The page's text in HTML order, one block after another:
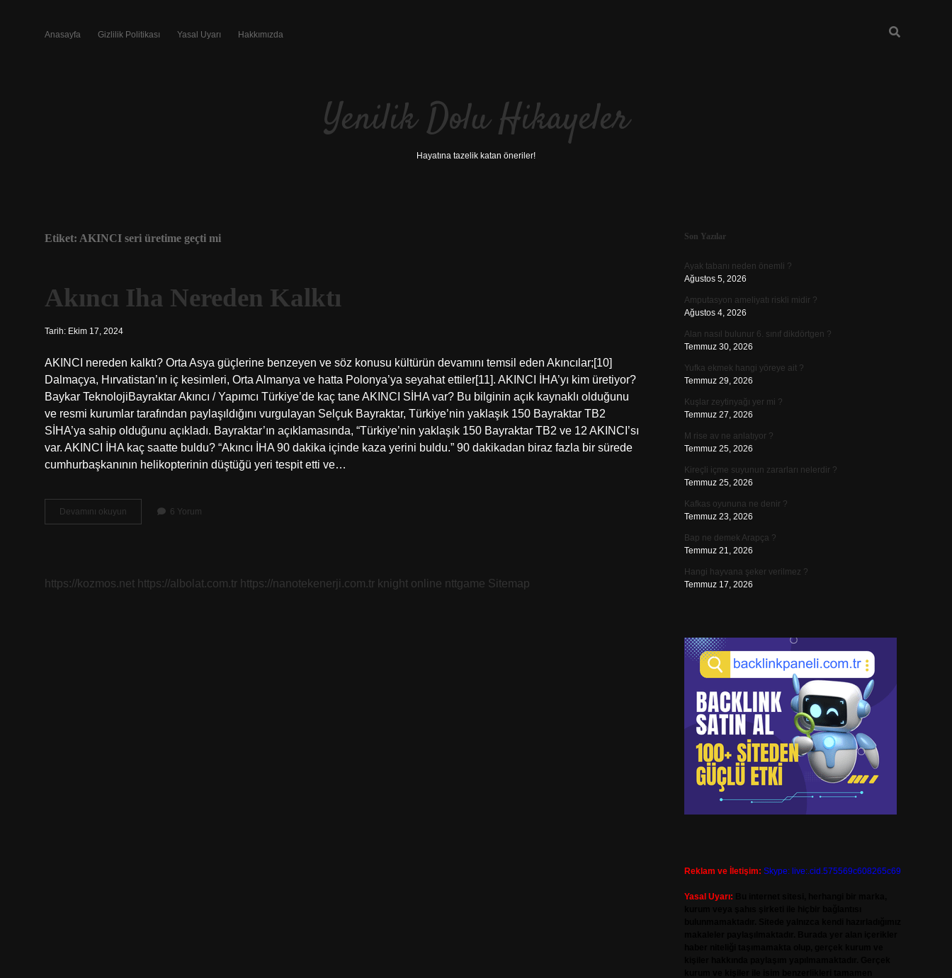
Anasayfa Gizlilik Politikası Yasal Uyarı Hakkımızda
Yenilik Dolu Hikayeler
Hayatına tazelik katan öneriler!
Etiket: AKINCI seri üretime geçti mi
Akıncı Iha Nereden Kalktı
Tarih: Ekim 17, 2024
AKINCI nereden kalktı? Orta Asya güçlerine benzeyen ve söz konusu kültürün devamını temsil eden Akıncılar;[10]
Dalmaçya, Hırvatistan’ın iç kesimleri, Orta Almanya ve hatta Polonya’ya seyahat ettiler[11]. AKINCI İHA’yı kim üretiyor?
Baykar TeknolojiBayraktar Akıncı / Yapımcı Türkiye’de kaç tane AKINCI SİHA var? Bu bilginin açık kaynaklı olduğunu
ve resmi kurumlar tarafından paylaşıldığını vurgulayan Selçuk Bayraktar, Türkiye’nin yaklaşık 150 Bayraktar TB2
SİHA’ya sahip olduğunu açıkladı. Bayraktar’ın açıklamasında, “Türkiye’nin yaklaşık 150 Bayraktar TB2 ve 12 AKINCI’sı
var. AKINCI İHA kaç saatte buldu? “Akıncı İHA 90 dakika içinde kaza yerini buldu.” 90 dakikadan biraz fazla bir sürede
cumhurbaşkanının helikopterinin düştüğü yeri tespit etti ve…
Devamını okuyun
Iha
6 Yorum
https://kozmos.net https://albolat.com.tr https://nanotekenerji.com.tr knight online nttgame Sitemap
Sidebar
Son Yazılar
Ayak tabanı neden önemli ?
Ağustos 5, 2026
Amputasyon ameliyatı riskli midir ?
Ağustos 4, 2026
Alan nasıl bulunur 6. sınıf dikdörtgen ?
Temmuz 30, 2026
Yufka ekmek hangi yöreye ait ?
Temmuz 29, 2026
Kuşlar zeytinyağı yer mi ?
Temmuz 27, 2026
M rise av ne anlatıyor ?
Temmuz 25, 2026
Kireçli içme suyunun zararları nelerdir ?
Temmuz 25, 2026
Kafkas oyununa ne denir ?
Temmuz 23, 2026
Bap ne demek Arapça ?
Temmuz 21, 2026
Hangi hayvana şeker verilmez ?
Temmuz 17, 2026
Reklam ve İletişim: Skype: live:.cid.575569c608265c69
Yasal Uyarı: